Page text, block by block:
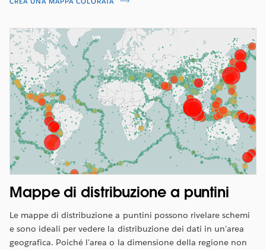
Mappe di distribuzione a puntini
Le mappe di distribuzione a puntini possono rivelare schemi
e sono ideali per vedere la distribuzione dei dati in un'area
geografica. Poiché l'area o la dimensione della regione non